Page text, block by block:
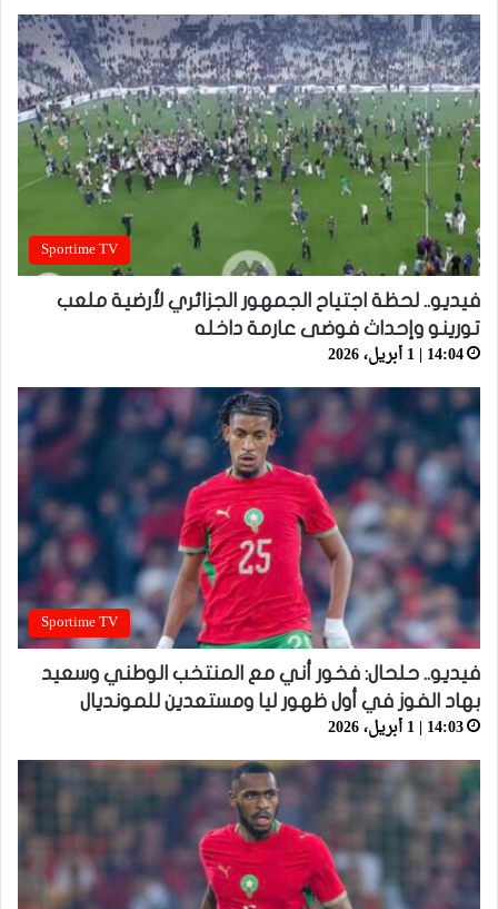
Sportime TV
فيديو.. لحظة اجتياح الجمهور الجزائري لأرضية ملعب
تورينو وإحداث فوضى عارمة داخله
14:04 | 1 أبريل، 2026
Sportime TV
فيديو.. حلحال: فخور أني مع المنتخب الوطني وسعيد
بهاد الفوز في أول ظهور ليا ومستعدين للمونديال
14:03 | 1 أبريل، 2026